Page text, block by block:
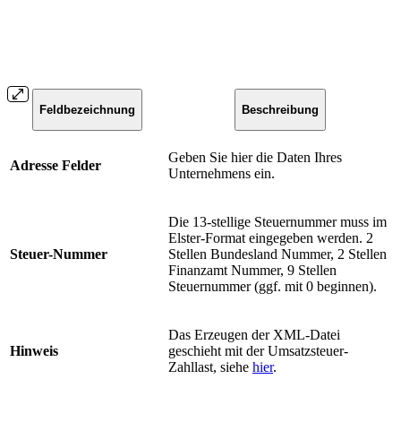
Feldbezeichnung Beschreibung
Adresse Felder
Geben Sie hier die Daten Ihres
Unternehmens ein.
Steuer-Nummer
Die 13-stellige Steuernummer muss im
Elster-Format eingegeben werden. 2
Stellen Bundesland Nummer, 2 Stellen
Finanzamt Nummer, 9 Stellen
Steuernummer (ggf. mit 0 beginnen).
Hinweis
Das Erzeugen der XML-Datei
geschieht mit der Umsatzsteuer-
Zahllast, siehe hier.